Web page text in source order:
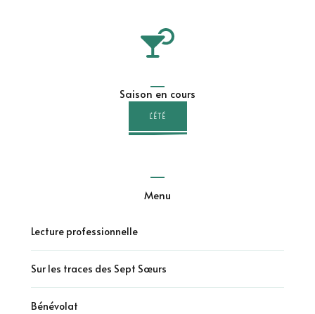
Saison en cours
L'ÉTÉ
Menu
Lecture professionnelle
Sur les traces des Sept Sœurs
Bénévolat